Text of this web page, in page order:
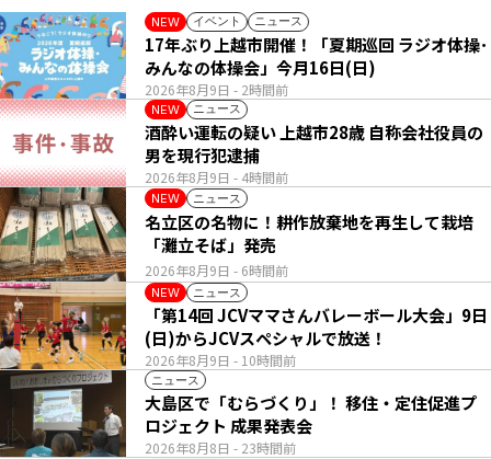
NEW イベント ニュース
2026年8月9日 - 2時間前
17年ぶり上越市開催！「夏期巡回 ラジオ体操･
みんなの体操会」今月16日(日)
NEW ニュース
2026年8月9日 - 4時間前
酒酔い運転の疑い 上越市28歳 自称会社役員の
男を現行犯逮捕
NEW ニュース
2026年8月9日 - 6時間前
名立区の名物に！耕作放棄地を再生して栽培
「灘立そば」発売
NEW ニュース
2026年8月9日 - 10時間前
「第14回 JCVママさんバレーボール大会」9日
(日)からJCVスペシャルで放送！
ニュース
2026年8月8日 - 23時間前
大島区で「むらづくり」！ 移住・定住促進プ
ロジェクト 成果発表会